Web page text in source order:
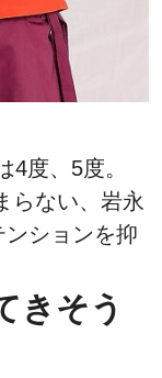
4度、5度。
らない、岩永
ションを抑
きそう